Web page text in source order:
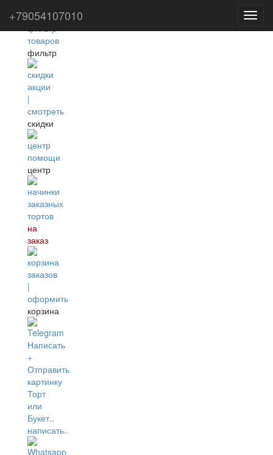
фильтр
скидки
центр
на
заказ
корзина
написать..
+79054107010